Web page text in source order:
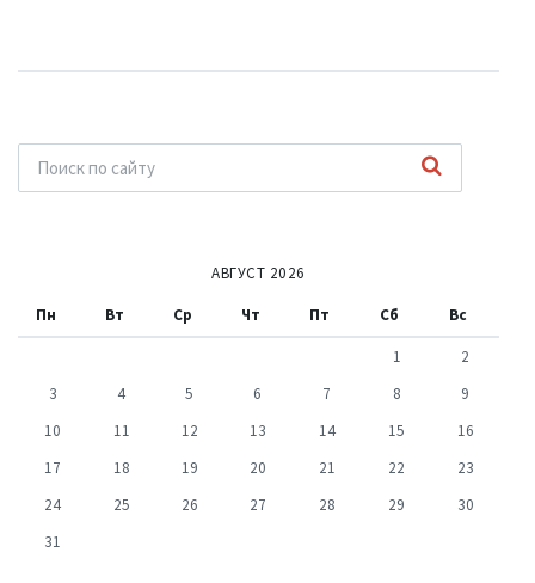
АВГУСТ 2026
Пн Вт Ср Чт Пт Сб Вс
1
2
3
4 5 6 7 8
9
10
11 12 13 14 15
16
17
18 19 20 21 22
23
24
25 26 27 28 29
30
31